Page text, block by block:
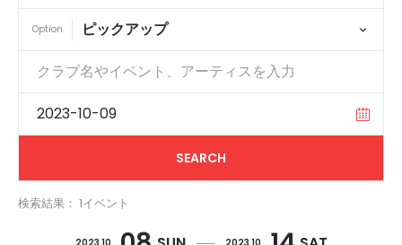
Option
検索結果： 1イベント